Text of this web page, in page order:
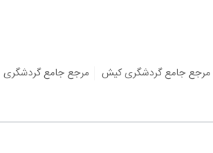
مرجع جامع گردشگری کیش مرجع جامع گردشگری